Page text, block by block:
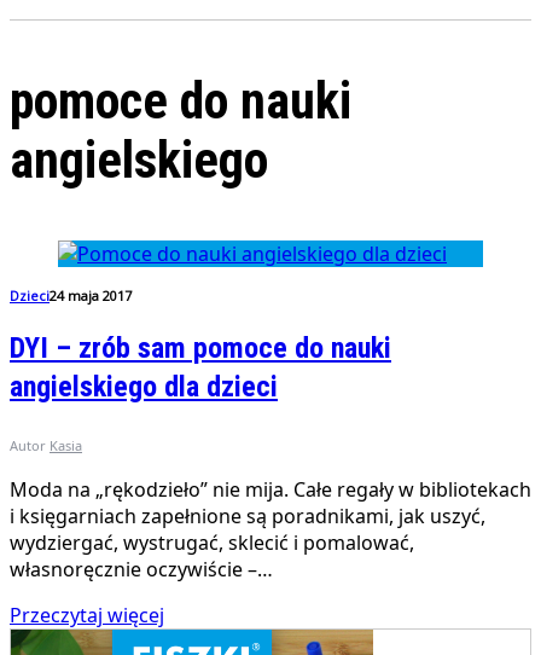
pomoce do nauki
angielskiego
Dzieci24 maja 2017
DYI – zrób sam pomoce do nauki
angielskiego dla dzieci
Autor Kasia
Moda na „rękodzieło” nie mija. Całe regały w bibliotekach
i księgarniach zapełnione są poradnikami, jak uszyć,
wydziergać, wystrugać, sklecić i pomalować,
własnoręcznie oczywiście –…
Przeczytaj więcej